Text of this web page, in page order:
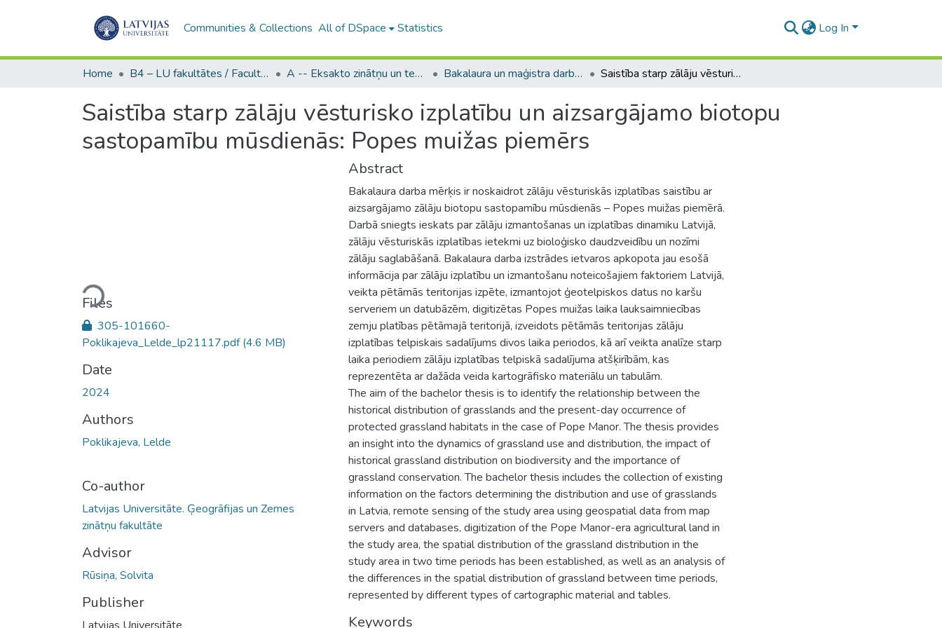
Communities & Collections All of DSpace Statistics Log In
Home B4 – LU fakultātes / Faculties of the UL A -- Eksakto zinātņu un tehnoloģiju fakultāte / Faculty of Science and Technology Bakalaura un maģistra darbi (EZTF) / Bachelor's and Master's theses Saistība starp zālāju vēsturisko izplatību un aizsargājamo biotopu sastopamību mūsdienās: Popes muižas piemērs
Saistība starp zālāju vēsturisko izplatību un aizsargājamo biotopu
sastopamību mūsdienās: Popes muižas piemērs
Loading...
Files
305-101660-
Poklikajeva_Lelde_lp21117.pdf(4.6 MB)
Date
2024
Authors
Poklikajeva, Lelde
Co-author
Latvijas Universitāte. Ģeogrāfijas un Zemes
zinātņu fakultāte
Advisor
Rūsiņa, Solvita
Publisher
Abstract
Bakalaura darba mērķis ir noskaidrot zālāju vēsturiskās izplatības saistību ar
aizsargājamo zālāju biotopu sastopamību mūsdienās – Popes muižas piemērā.
Darbā sniegts ieskats par zālāju izmantošanas un izplatības dinamiku Latvijā,
zālāju vēsturiskās izplatības ietekmi uz bioloģisko daudzveidību un nozīmi
zālāju saglabāšanā. Bakalaura darba izstrādes ietvaros apkopota jau esošā
informācija par zālāju izplatību un izmantošanu noteicošajiem faktoriem Latvijā,
veikta pētāmās teritorijas izpēte, izmantojot ģeotelpiskos datus no karšu
serveriem un datubāzēm, digitizētas Popes muižas laika lauksaimniecības
zemju platības pētāmajā teritorijā, izveidots pētāmās teritorijas zālāju
izplatības telpiskais sadalījums divos laika periodos, kā arī veikta analīze starp
laika periodiem zālāju izplatības telpiskā sadalījuma atšķirībām, kas
reprezentēta ar dažāda veida kartogrāfisko materiālu un tabulām.
The aim of the bachelor thesis is to identify the relationship between the
historical distribution of grasslands and the present-day occurrence of
protected grassland habitats in the case of Pope Manor. The thesis provides
an insight into the dynamics of grassland use and distribution, the impact of
historical grassland distribution on biodiversity and the importance of
grassland conservation. The bachelor thesis includes the collection of existing
information on the factors determining the distribution and use of grasslands
in Latvia, remote sensing of the study area using geospatial data from map
servers and databases, digitization of the Pope Manor-era agricultural land in
the study area, the spatial distribution of the grassland distribution in the
study area in two time periods has been established, as well as an analysis of
the differences in the spatial distribution of grassland between time periods,
represented by different types of cartographic material and tables.
Keywords